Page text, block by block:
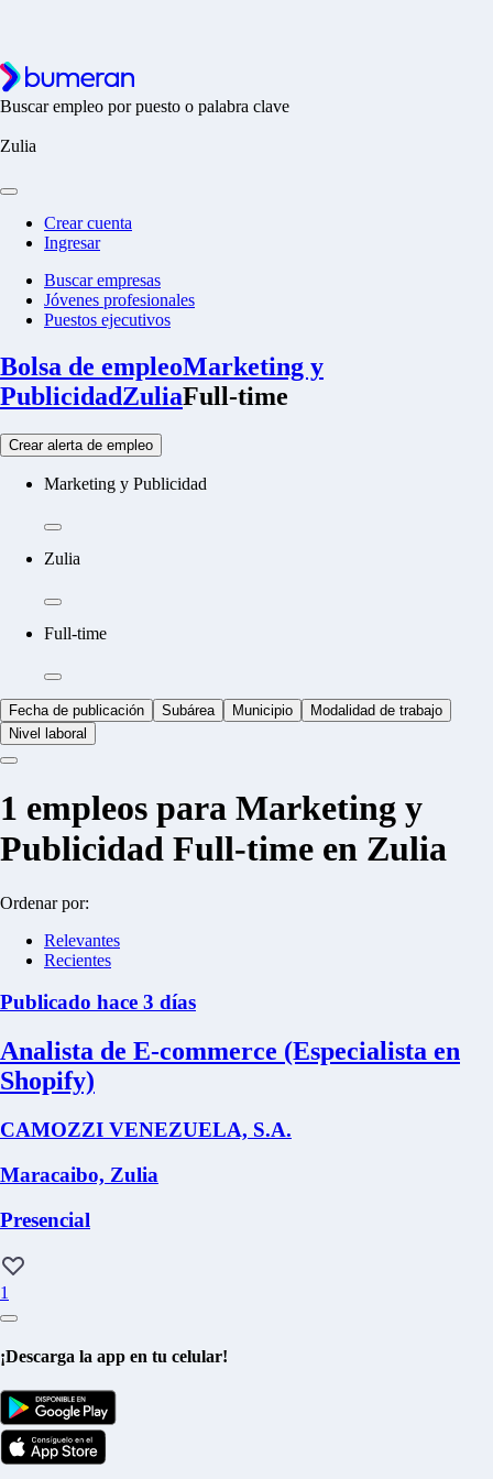
Buscar empleo por puesto o palabra clave
Zulia
Crear cuenta
Ingresar
Buscar empresas
Jóvenes profesionales
Puestos ejecutivos
Bolsa de empleoMarketing y
PublicidadZuliaFull-time
Crear alerta de empleo
Marketing y Publicidad
Zulia
Full-time
Fecha de publicación Subárea Municipio
Modalidad de trabajo
Nivel laboral
1 empleos para Marketing y
Publicidad Full-time en Zulia
Ordenar por:
Relevantes
Recientes
Publicado hace 3 días
Analista de E-commerce (Especialista en
Shopify)
CAMOZZI VENEZUELA, S.A.
Maracaibo, Zulia
Presencial
1
¡Descarga la app en tu celular!